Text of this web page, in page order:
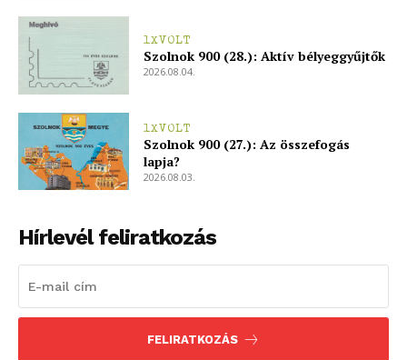
1XVOLT
Szolnok 900 (28.): Aktív bélyeggyűjtők
2026.08.04.
1XVOLT
Szolnok 900 (27.): Az összefogás
lapja?
2026.08.03.
Hírlevél feliratkozás
FELIRATKOZÁS